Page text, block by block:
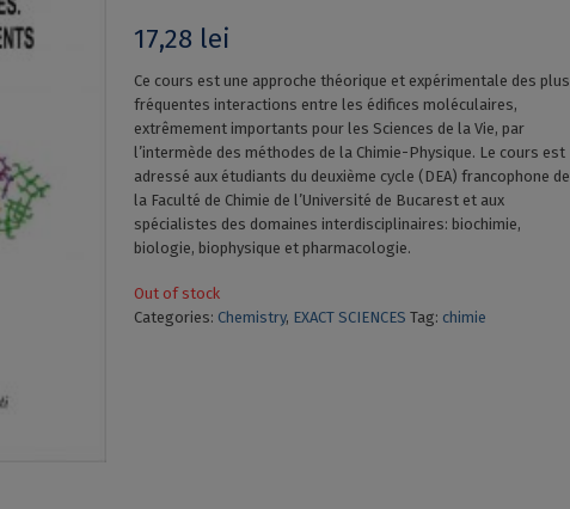
17,28 lei
Ce cours est une approche théorique et expérimentale des plus
fréquentes interactions entre les édifices moléculaires,
extrêmement importants pour les Sciences de la Vie, par
l’intermède des méthodes de la Chimie-Physique. Le cours est
adressé aux étudiants du deuxième cycle (DEA) francophone de
la Faculté de Chimie de l’Université de Bucarest et aux
spécialistes des domaines interdisciplinaires: biochimie,
biologie, biophysique et pharmacologie.
Out of stock
Categories: Chemistry, EXACT SCIENCES Tag: chimie